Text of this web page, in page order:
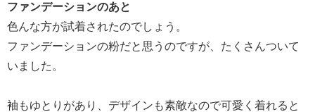
ファンデーションのあと
色んな方が試着されたのでしょう。
ファンデーションの粉だと思うのですが、たくさんついて
いました。
袖もゆとりがあり、デザインも素敵なので可愛く着れると